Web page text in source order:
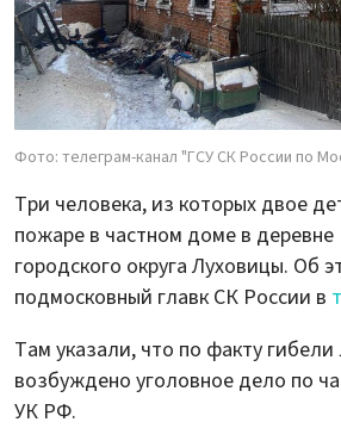
Фото: телеграм-канал "ГСУ СК России по
Три человека, из которых двое
пожаре в частном доме в
городского округа Луховицы. Об
подмосковный главк СК России в
Там указали, что по факту
возбуждено уголовное дело по
УК РФ.